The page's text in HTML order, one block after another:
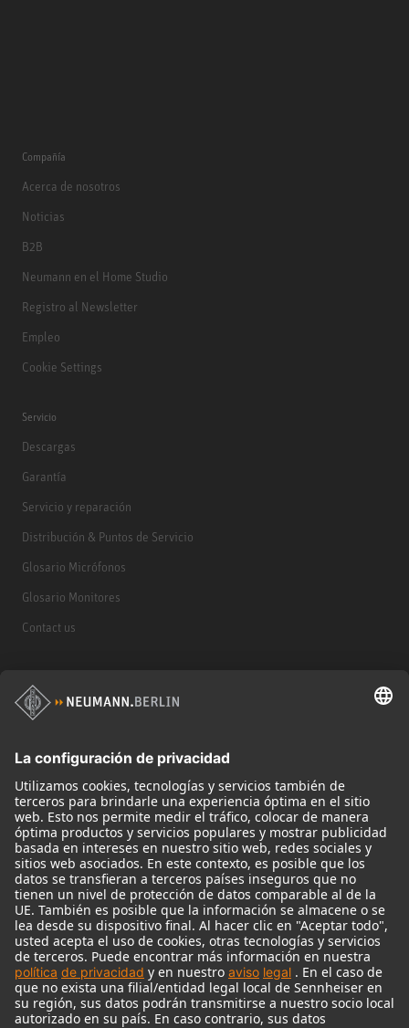
Compañía
Acerca de nosotros
Noticias
B2B
Neumann en el Home Studio
Registro al Newsletter
Empleo
Cookie Settings
Servicio
Descargas
Garantía
Servicio y reparación
Distribución & Puntos de Servicio
Glosario Micrófonos
Glosario Monitores
Contact us
Micrófonos
Monitores
Monitor Accessories
Auriculares
Micrófonos Legendarios
Audio Interface